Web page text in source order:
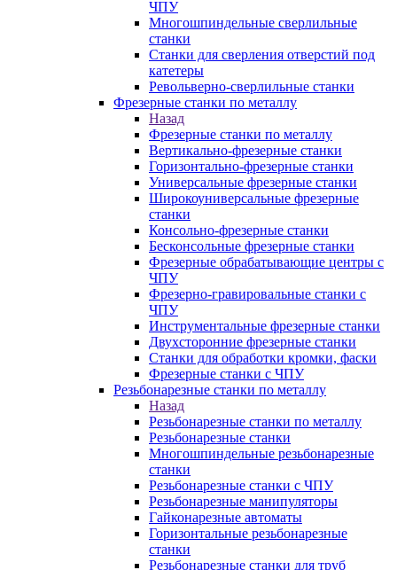
ЧПУ
Многошпиндельные сверлильные
станки
Станки для сверления отверстий под
катетеры
Револьверно-сверлильные станки
Фрезерные станки по металлу
Назад
Фрезерные станки по металлу
Вертикально-фрезерные станки
Горизонтально-фрезерные станки
Универсальные фрезерные станки
Широкоуниверсальные фрезерные
станки
Консольно-фрезерные станки
Бесконсольные фрезерные станки
Фрезерные обрабатывающие центры с
ЧПУ
Фрезерно-гравировальные станки с
ЧПУ
Инструментальные фрезерные станки
Двухсторонние фрезерные станки
Станки для обработки кромки, фаски
Фрезерные станки с ЧПУ
Резьбонарезные станки по металлу
Назад
Резьбонарезные станки по металлу
Резьбонарезные станки
Многошпиндельные резьбонарезные
станки
Резьбонарезные станки с ЧПУ
Резьбонарезные манипуляторы
Гайконарезные автоматы
Горизонтальные резьбонарезные
станки
Резьбонарезные станки для труб